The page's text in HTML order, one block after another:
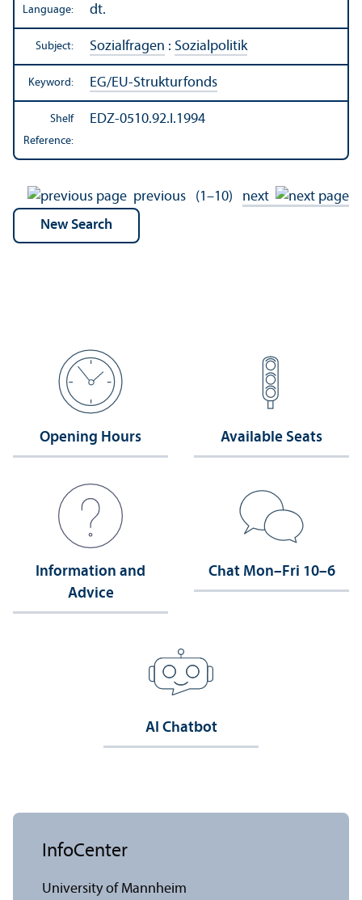
Language: dt.
Subject: Sozialfragen : Sozialpolitik
Keyword: EG/EU-Strukturfonds
Shelf
Reference:
EDZ-0510.92.I.1994
previous (1–10) next
Opening Hours Available Seats
Information and
Advice
Chat Mon–Fri 10–6
AI Chatbot
InfoCenter
University of Mannheim